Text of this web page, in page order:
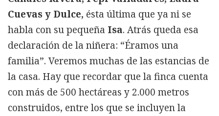
Cuevas y Dulce, ésta última que ya ni se
habla con su pequeña Isa. Atrás queda esa
declaración de la niñera: “Éramos una
familia”. Veremos muchas de las estancias de
la casa. Hay que recordar que la finca cuenta
con más de 500 hectáreas y 2.000 metros
construidos, entre los que se incluyen la